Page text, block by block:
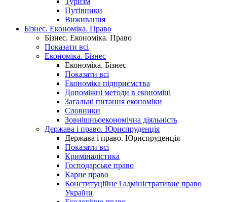
Путівники
Виживання
Бізнес. Економіка. Право
Бізнес. Економіка. Право
Показати всі
Економіка. Бізнес
Економіка. Бізнес
Показати всі
Економіка підприємства
Допоміжні методи в економіці
Загальні питання економіки
Словники
Зовнішньоекономічна діяльність
Держава і право. Юриспруденція
Держава і право. Юриспруденція
Показати всі
Криміналістика
Господарське право
Карне право
Конституційне і адміністративне право
України